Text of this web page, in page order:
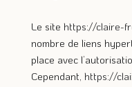
Le site https://claire-
nombre de liens
place avec
Cependant, https://